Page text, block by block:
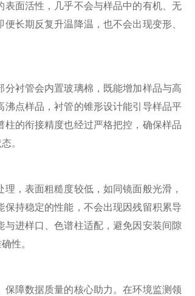
面活性，几乎不会与样品中的有机、无
长期反复升温降温，也不会出现变形、
衬管会内置玻璃棉，既能增加样品与高
点样品，衬管的锥形设计能引导样品平
的衔接精度也经过严格把控，确保样品
。
，表面粗糙度较低，如同镜面般光滑，
持稳定的性能，不会出现因残留积累导
进样口、色谱柱适配，避免因安装间隙
性。
障数据质量的核心助力。在环境监测领